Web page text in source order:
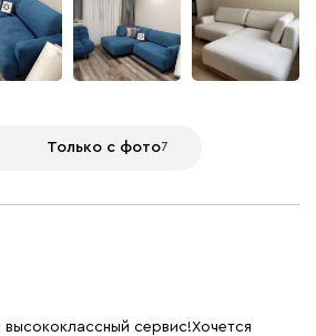
Только с фото7
сервис!Хочется